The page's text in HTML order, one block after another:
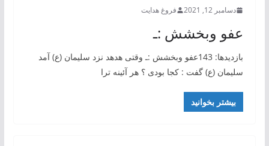
دسامبر 12, 2021 فروغ هدایت
عفو وبخشش :ـ
بازدیدها: 143عفو وبخشش :ـ وقتی هدهد نزد سلیمان (ع) آمد
سلیمان (ع) گفت : کجا بودی ؟ هر آئینه ترا
بیشتر بخوانید